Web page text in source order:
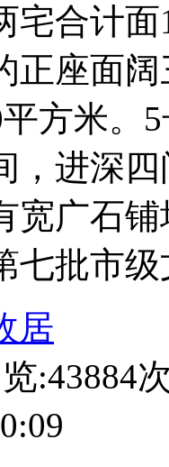
宅合计
正座面
方米。
，进深
宽广石
七批市
居
:43884